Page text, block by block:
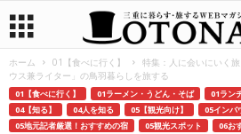
ホーム 01【食べに行く】
特集：人に会いにいく
ウス兼ライター」の鳥羽暮らしを旅する
01【食べに行く】 01ラーメン・うどん・そば
01ラン
04【知る】
04人を知る 05【観光向け】
05インバ
05地元記者厳選！おすすめの宿
05観光スポット
06お